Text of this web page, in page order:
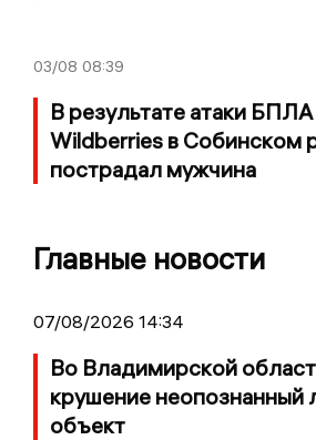
03/08 08:39
В результате атаки
Wildberries в Собинском
пострадал мужчина
Главные новости
07/08/2026 14:34
Во Владимирской
крушение неопознанный
объект